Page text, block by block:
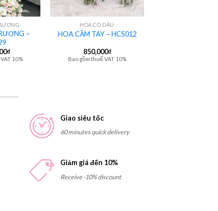
–
₫
10%
HOA CÔ DÂU
HOA CẦM TAY – HCS012
850,000₫
Bao gồm thuế VAT 10%
Giao siêu tốc
60 minutes quick delivery
Giảm giá đến 10%
Receive -10% discount